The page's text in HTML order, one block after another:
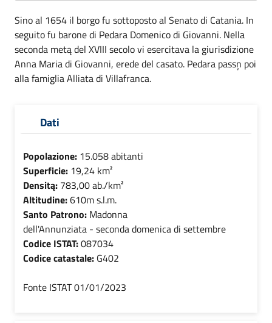
Sino al 1654 il borgo fu sottoposto al Senato di Catania. In
seguito fu barone di Pedara Domenico di Giovanni. Nella
seconda metą del XVIII secolo vi esercitava la giurisdizione
Anna Maria di Giovanni, erede del casato. Pedara passņ poi
alla famiglia Alliata di Villafranca.
Dati
Popolazione: 15.058 abitanti
Superficie: 19,24 km²
Densitą: 783,00 ab./km²
Altitudine:610m s.l.m.
Santo Patrono: Madonna
dell'Annunziata - seconda domenica di settembre
Codice ISTAT:087034
Codice catastale: G402
Fonte ISTAT 01/01/2023